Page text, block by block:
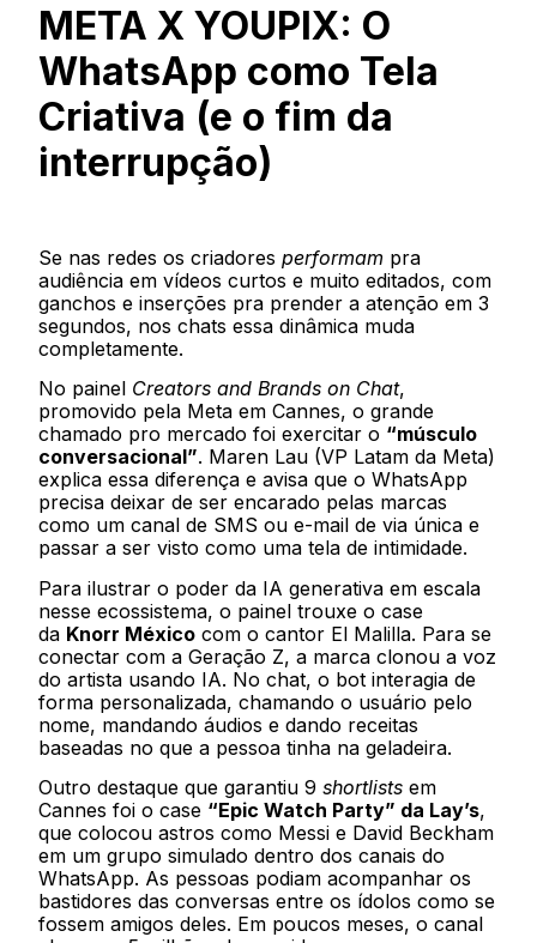
META X YOUPIX: O
WhatsApp como Tela
Criativa (e o fim da
interrupção)
Se nas redes os criadoresperformam pra
audiência em vídeos curtos e muito editados, com
ganchos e inserções pra prender a atenção em 3
segundos, nos chats essa dinâmica muda
completamente.
No painel Creators and Brands on Chat,
promovido pela Meta em Cannes, o grande
chamado pro mercado foi exercitar o “músculo
conversacional”. Maren Lau (VP Latam da Meta)
explica essa diferença e avisa que o WhatsApp
precisa deixar de ser encarado pelas marcas
como um canal de SMS ou e-mail de via única e
passar a ser visto como uma tela de intimidade.
Para ilustrar o poder da IA generativa em escala
nesse ecossistema, o painel trouxe o case
da Knorr México com o cantor El Malilla. Para se
conectar com a Geração Z, a marca clonou a voz
do artista usando IA. No chat, o bot interagia de
forma personalizada, chamando o usuário pelo
nome, mandando áudios e dando receitas
baseadas no que a pessoa tinha na geladeira.
Outro destaque que garantiu 9shortlists em
Cannes foi o case “Epic Watch Party” da Lay’s,
que colocou astros como Messi e David Beckham
em um grupo simulado dentro dos canais do
WhatsApp. As pessoas podiam acompanhar os
bastidores das conversas entre os ídolos como se
fossem amigos deles. Em poucos meses, o canal